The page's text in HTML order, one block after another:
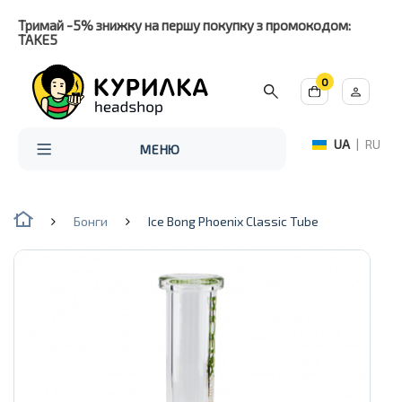
Тримай -5% знижку на першу покупку з промокодом:
TAKE5
0
МЕНЮ UA | RU
Бонги Ice Bong Phoenix Classic Tube